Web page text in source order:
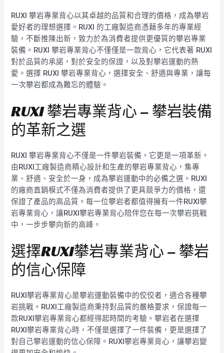
RUXI 攀岩專業背心以其卓越的品質和合理的價格，成為攀岩
愛好者的理想選擇。RUXI 的工廠製造商憑藉多年的專業經
驗，不斷推陳出新，致力於為消費者提供更優質的攀岩專業
裝備。RUXI 攀岩專業背心不僅僅是一款背心，它代表著 RUXI
對於品質的承諾，對於安全的保證，以及對攀岩運動的熱
愛。選擇 RUXI 攀岩專業背心，選擇安全、舒適與專業，讓每
一次攀岩都成為難忘的體驗。
RUXI 攀岩專業背心 – 攀岩裝備
的革新之選
RUXI 攀岩專業背心不僅是一件攀岩裝備，它更是一項革新。
由RUXI工廠製造商精心設計和生產的攀岩專業背心，集專
業、舒適、安全於一身，成為攀岩運動中的必備之選。RUXI
的廠商直銷模式不僅為消費者提供了更具競爭力的價格，還
保證了產品的高品質。每一位攀岩者都值得擁有一件RUXI攀
岩專業背心，讓RUXI攀岩專業背心陪伴您在每一次攀岩挑戰
中，一步步攀向新的高峰。
選擇RUXI攀岩專業背心 – 攀岩
的信心保障
RUXI攀岩專業背心是攀岩運動裝備中的佼佼者，適合各種攀
岩挑戰。RUXI工廠製造商秉持對品質的嚴格要求，保證每一
款RUXI攀岩專業背心都經得起時間的考驗。攀岩者在選擇
RUXI攀岩專業背心時，不僅是選擇了一件裝備，更是選擇了
對自己攀岩運動的信心保障。RUXI攀岩專業背心，讓攀岩變